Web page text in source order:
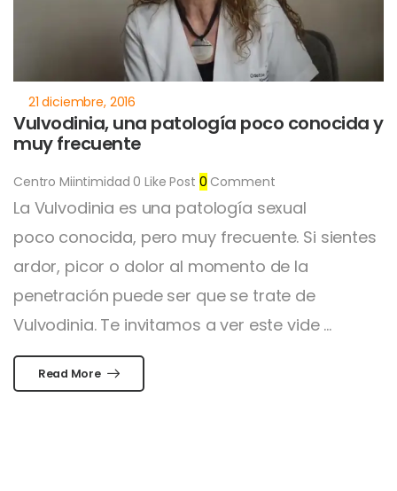
Vulvodinia, una patología poco conocida y
muy frecuente
Centro Miintimidad 0 Like Post 0 Comment
La Vulvodinia es una patología sexual
poco conocida, pero muy frecuente. Si sientes
ardor, picor o dolor al momento de la
penetración puede ser que se trate de
Vulvodinia. Te invitamos a ver este vide ...
Read More